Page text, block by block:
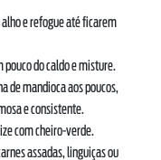
e refogue até ficarem
pouco do caldo e misture.
de mandioca aos poucos,
e consistente.
com cheiro-verde.
assadas, linguiças ou